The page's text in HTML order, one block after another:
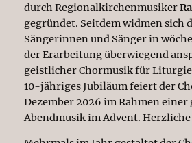
durch Regionalkirchenmusiker
gegründet. Seitdem widmen sich
Sängerinnen und Sänger in
der Erarbeitung überwiegend
geistlicher Chormusik für
10-jähriges Jubiläum feiert der
Dezember 2026 im Rahmen
Abendmusik im Advent.